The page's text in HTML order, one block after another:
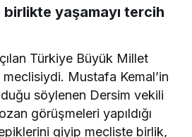
yaşamayı tercih
Türkiye Büyük Millet
Mustafa Kemal’in
söylenen Dersim vekili
görüşmeleri yapıldığı
giyip mecliste birlik,